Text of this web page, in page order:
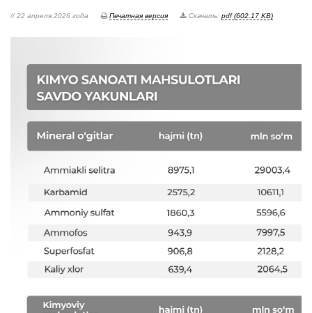
// 22 апреля 2026 года Печатная версия Скачать: pdf (602.17 KB)